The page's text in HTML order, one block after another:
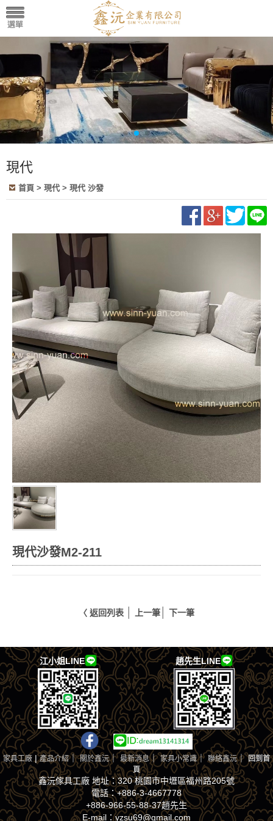
現代
首頁 > 現代 > 現代 沙發
現代沙發M2-211
〈 返回列表 上一筆 下一筆
江小姐LINE 趙先生LINE
家具工廠 |產品介紹｜關於鑫沅｜ 最新消息｜家具小常識｜ 聯絡鑫沅｜回到首
頁
鑫沅傢具工廠 地址：320 桃園市中壢區福州路205號
電話：+886-3-4667778
+886-966-55-88-37趙先生
E-mail：yzsu69@gmail.com